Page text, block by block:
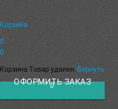
Корзина
0
0
Корзина Товар удален.Вернуть
0
ОФОРМИТЬ ЗАКАЗ